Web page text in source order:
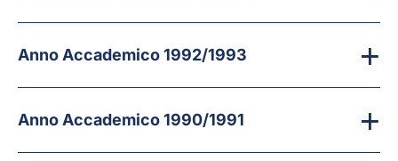
Anno Accademico 1992/1993
Anno Accademico 1990/1991